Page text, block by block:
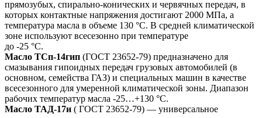
прямозубых, спирально-конических и червячных передач, в
которых контактные напряжения достигают 2000 МПа, а
температура масла в объеме 130 °С. В средней климатической
зоне используют всесезонно при температуре
до -25 °С.
Масло ТСп-14гип (ГОСТ 23652-79) предназначено для
смазывания гипоидных передач грузовых автомобилей (в
основном, семейства ГАЗ) и специальных машин в качестве
всесезонного для умеренной климатической зоны. Диапазон
рабочих температур масла -25…+130 °С.
Масло ТАД-17и ( ГОСТ 23652-79) — универсальное